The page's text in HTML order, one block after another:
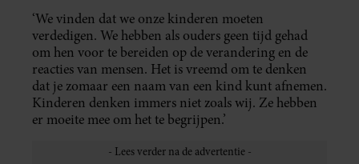
‘We vinden dat we onze kinderen moeten
verdedigen. We hebben als ouders geen tijd gehad
om hen voor te bereiden op de verandering en de
reacties van mensen. Het is vreemd om te denken
dat je zomaar een naam van een kind kunt afnemen.
Kinderen denken immers niet zoals wij. Ze hebben
er moeite mee om het te begrijpen.’